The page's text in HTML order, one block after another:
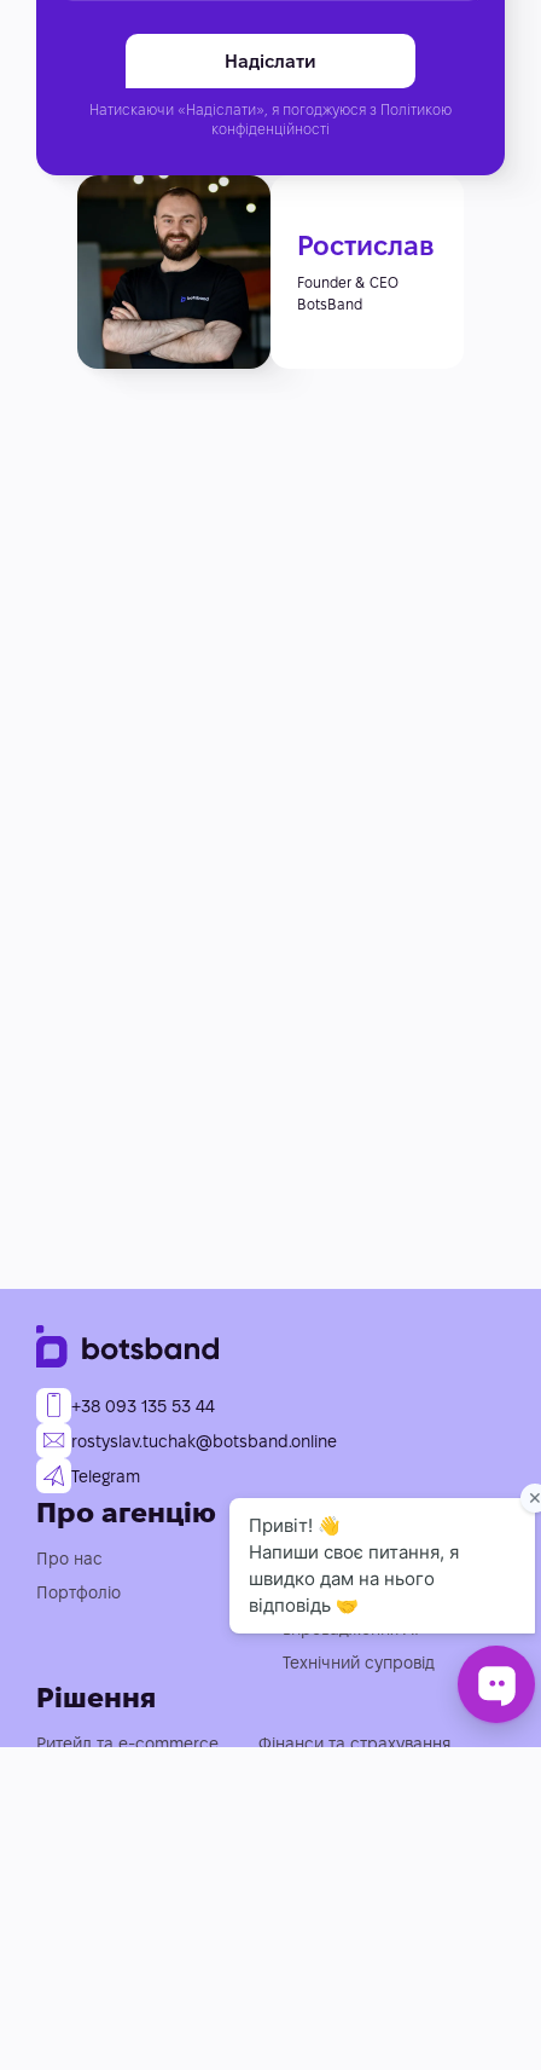
Ростислав
Founder & CEO
BotsBand
Натискаючи «Надіслати», я погоджуюся з Політикою
конфіденційності
+38 093 135 53 44
rostyslav.tuchak@botsband.online
Telegram
Про агенцію
Про нас
Портфоліо
Рішення
Ритейл та e-commerce
Фінанси та страхування
Послуги
Індивідуальна розробка
чат-ботів
Консультація із
Технічний супровід